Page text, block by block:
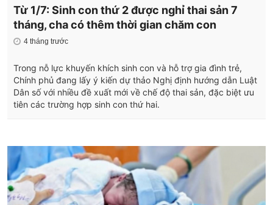
Từ 1/7: Sinh con thứ 2 được nghỉ thai sản 7
tháng, cha có thêm thời gian chăm con
4 tháng trước
Trong nỗ lực khuyến khích sinh con và hỗ trợ gia đình trẻ,
Chính phủ đang lấy ý kiến dự thảo Nghị định hướng dẫn Luật
Dân số với nhiều đề xuất mới về chế độ thai sản, đặc biệt ưu
tiên các trường hợp sinh con thứ hai.